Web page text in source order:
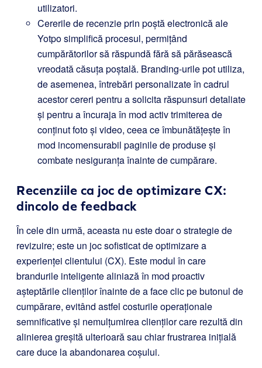
utilizatori.
Cererile de recenzie prin poștă electronică ale
Yotpo simplifică procesul, permițând
cumpărătorilor să răspundă fără să părăsească
vreodată căsuța poștală. Branding-urile pot utiliza,
de asemenea, întrebări personalizate în cadrul
acestor cereri pentru a solicita răspunsuri detaliate
și pentru a încuraja în mod activ trimiterea de
conținut foto și video, ceea ce îmbunătățește în
mod incomensurabil paginile de produse și
combate nesiguranța înainte de cumpărare.
Recenziile ca joc de optimizare CX:
dincolo de feedback
În cele din urmă, aceasta nu este doar o strategie de
revizuire; este un joc sofisticat de optimizare a
experienței clientului (CX). Este modul în care
brandurile inteligente aliniază în mod proactiv
așteptările clienților înainte de a face clic pe butonul de
cumpărare, evitând astfel costurile operaționale
semnificative și nemulțumirea clienților care rezultă din
alinierea greșită ulterioară sau chiar frustrarea inițială
care duce la abandonarea coșului.